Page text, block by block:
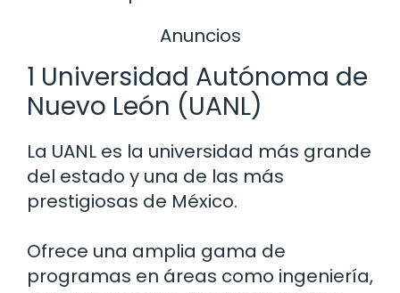
Anuncios
1 Universidad Autónoma de
Nuevo León (UANL)
La UANL es la universidad más grande
del estado y una de las más
prestigiosas de México.
Ofrece una amplia gama de
programas en áreas como ingeniería,